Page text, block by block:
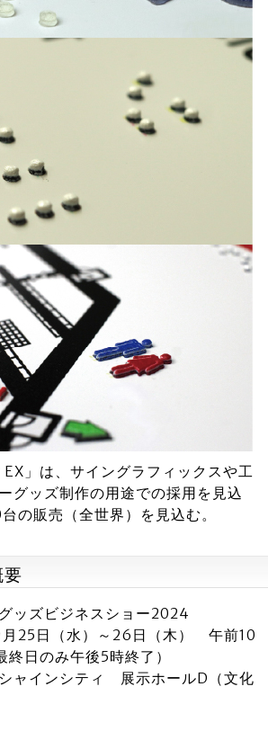
EX」は、サイングラフィックスや工
グッズ制作の用途での採用を見込
の販売（全世界）を見込む。
要
ッズビジネスショー2024
25日（水）～26日（木） 午前10
日のみ午後5時終了）
ャインシティ 展示ホールD（文化